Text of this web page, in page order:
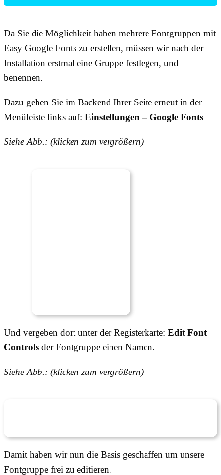
Da Sie die Möglichkeit haben mehrere Fontgruppen mit
Easy Google Fonts zu erstellen, müssen wir nach der
Installation erstmal eine Gruppe festlegen, und
benennen.
Dazu gehen Sie im Backend Ihrer Seite erneut in der
Menüleiste links auf: Einstellungen – Google Fonts
Siehe Abb.: (klicken zum vergrößern)
Und vergeben dort unter der Registerkarte: Edit Font
Controls der Fontgruppe einen Namen.
Siehe Abb.: (klicken zum vergrößern)
Damit haben wir nun die Basis geschaffen um unsere
Fontgruppe frei zu editieren.